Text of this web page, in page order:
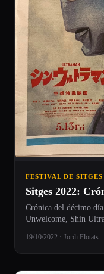
FESTIVAL DE SITGES
Sitges 2022:
Crónica del décimo
Unwelcome, Shin
19/10/2022 · Jordi Flotats